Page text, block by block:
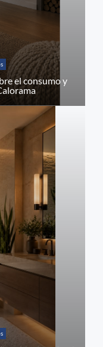
el consumo y